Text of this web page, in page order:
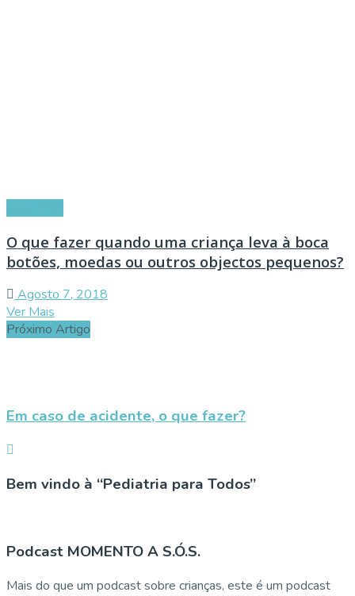
O que fazer quando uma criança leva à boca
botões, moedas ou outros objectos pequenos?
Agosto 7, 2018
Ver Mais
Próximo Artigo
Em caso de acidente, o que fazer?
Bem vindo à “Pediatria para Todos”
Podcast MOMENTO A S.Ó.S.
Mais do que um podcast sobre crianças, este é um podcast